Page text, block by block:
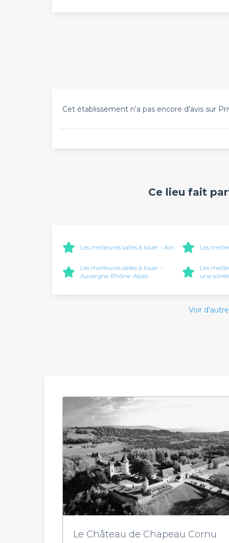
Cet établissement n'a pas encore d'avis sur
Ce lieu fait
Les meilleures salles à louer - Ain Les
Les meilleures salles à louer -
Auvergne-Rhône-Alpes
Les
une
Voir
Le Château de Chapeau Cornu